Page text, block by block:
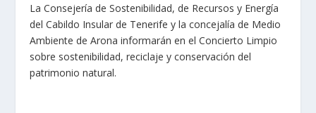
La Consejería de Sostenibilidad, de Recursos y Energía
del Cabildo Insular de Tenerife y la concejalía de Medio
Ambiente de Arona informarán en el Concierto Limpio
sobre sostenibilidad, reciclaje y conservación del
patrimonio natural.